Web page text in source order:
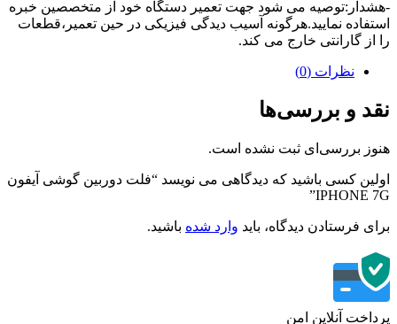
می شود جهت تعمیر دستگاه خود از متخصصین خبره
نمایید.هرگونه آسیب دیدگی فیزیکی در حین تعمیر،قطعات
گارانتی خارج می کند.
نظرات (0)
و بررسی‌ها
بررسی‌ای ثبت نشده است.
کسی باشید که دیدگاهی می نویسد “فلت دوربین گوشی آیفون
IPHONE
فرستادن دیدگاه، باید وارد شدهباشید.
آنلاین امن